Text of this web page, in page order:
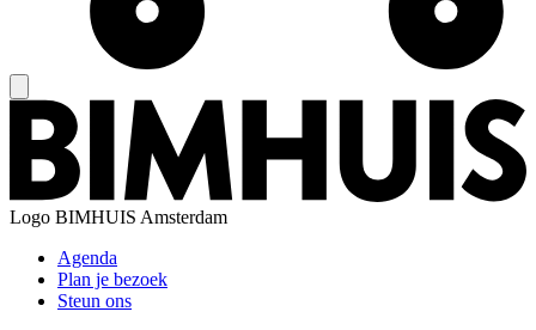
Logo BIMHUIS Amsterdam
Agenda
Plan je bezoek
Steun ons